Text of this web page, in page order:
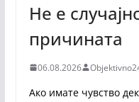
Не е
причината
06.08.2026
Ако имате чувство